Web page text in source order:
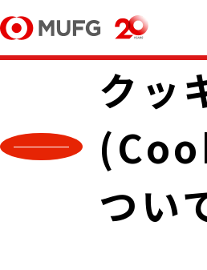
クッ
つい